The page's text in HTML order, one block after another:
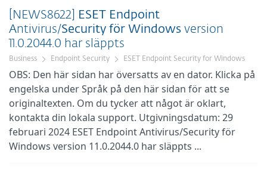
[NEWS8622] ESET Endpoint
Antivirus/Security för Windows version
11.0.2044.0 har släppts
Business Endpoint Security ESET Endpoint Security for Windows
OBS: Den här sidan har översatts av en dator. Klicka på
engelska under Språk på den här sidan för att se
originaltexten. Om du tycker att något är oklart,
kontakta din lokala support. Utgivningsdatum: 29
februari 2024 ESET Endpoint Antivirus/Security för
Windows version 11.0.2044.0 har släppts ...